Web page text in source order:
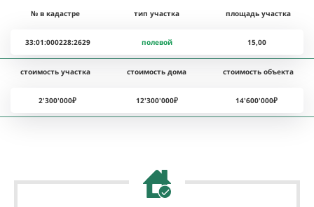
№ в кадастре тип участка площадь участка
33:01:000228:2629 полевой 15,00
стоимость участка стоимость дома стоимость объекта
2'300'000₽ 12'300'000₽ 14'600'000₽